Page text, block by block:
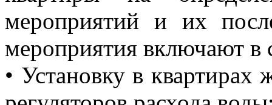
мероприятий и их
мероприятия включают в
• Установку в